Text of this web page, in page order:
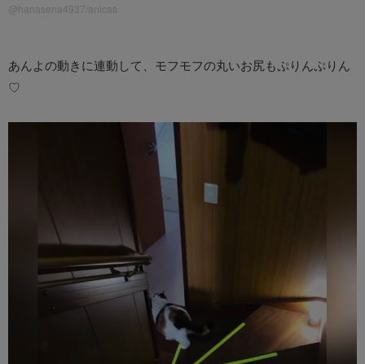
@hanasena4937/anicas
あんよの動きに連動して、モフモフの丸いお尻もぷりんぷりん
♡